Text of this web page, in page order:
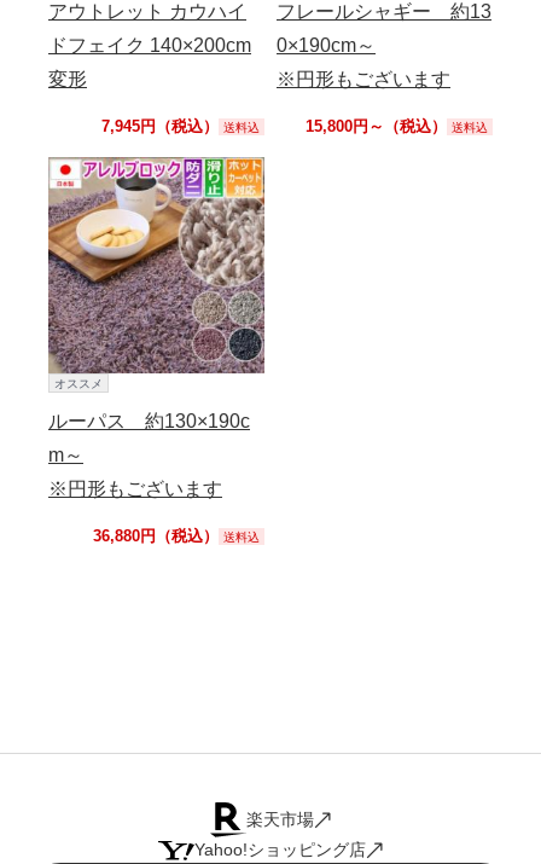
アウトレット カウハイ
ドフェイク 140×200cm
変形
7,945円（税込） 送料込
フレールシャギー 約13
0×190cm～
※円形もございます
15,800円～（税込） 送料込
オススメ
ルーパス 約130×190c
m～
※円形もございます
36,880円（税込） 送料込
楽天市場
Yahoo!ショッピング店